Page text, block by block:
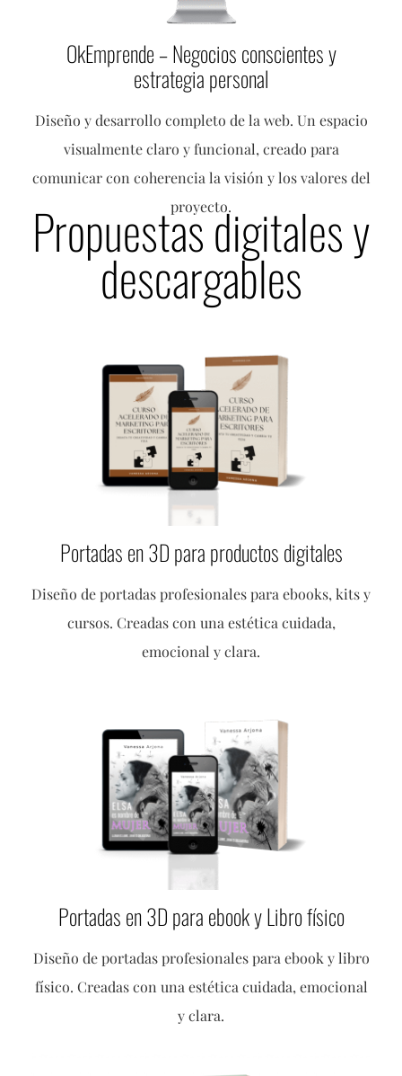
OkEmprende – Negocios conscientes y
estrategia personal
Diseño y desarrollo completo de la web. Un espacio
visualmente claro y funcional, creado para
comunicar con coherencia la visión y los valores del
proyecto.
Propuestas digitales y
descargables
Portadas en 3D para productos digitales
Diseño de portadas profesionales para ebooks, kits y
cursos. Creadas con una estética cuidada,
emocional y clara.
Portadas en 3D para ebook y Libro físico
Diseño de portadas profesionales para ebook y libro
físico. Creadas con una estética cuidada, emocional
y clara.